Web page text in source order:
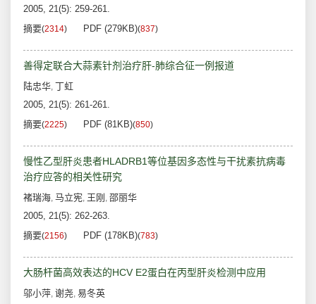
2005, 21(5): 259-261.
摘要(2314) PDF (279KB)(837)
善得定联合大蒜素针剂治疗肝-肺综合征一例报道
陆忠华, 丁虹
2005, 21(5): 261-261.
摘要(2225) PDF (81KB)(850)
慢性乙型肝炎患者HLADRB1等位基因多态性与干扰素抗病毒
治疗应答的相关性研究
褚瑞海, 马立宪, 王刚 , 邵丽华
2005, 21(5): 262-263.
摘要(2156) PDF (178KB)(783)
大肠杆菌高效表达的HCV E2蛋白在丙型肝炎检测中应用
邬小萍, 谢尧, 易冬英